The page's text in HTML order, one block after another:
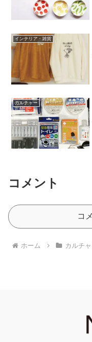
インテリア・雑貨
カルチャー
コメント
コ
ホーム カルチ